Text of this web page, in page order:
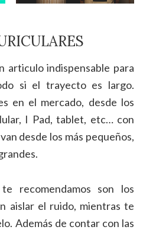
articulo indispensable para
si el trayecto es largo.
en el mercado, desde los
I Pad, tablet, etc… con
desde los más pequeños,
recomendamos son los
aislar el ruido, mientras te
Además de contar con las